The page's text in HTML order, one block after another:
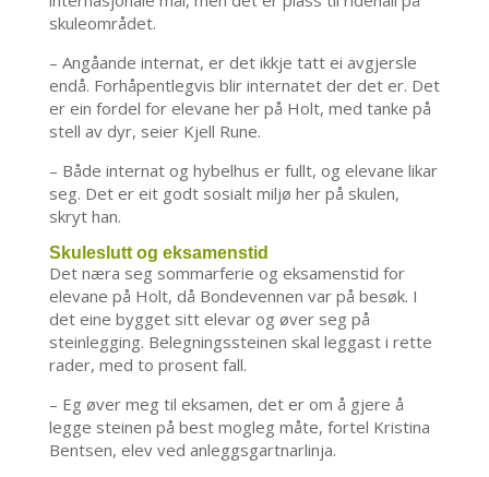
skuleområdet.
– Angåande internat, er det ikkje tatt ei avgjersle
endå. Forhåpentlegvis blir internatet der det er. Det
er ein fordel for elevane her på Holt, med tanke på
stell av dyr, seier Kjell Rune.
– Både internat og hybelhus er fullt, og elevane likar
seg. Det er eit godt sosialt miljø her på skulen,
skryt han.
Skuleslutt og eksamenstid
Det næra seg sommarferie og eksamenstid for
elevane på Holt, då Bondevennen var på besøk. I
det eine bygget sitt elevar og øver seg på
steinlegging. Belegningssteinen skal leggast i rette
rader, med to prosent fall.
– Eg øver meg til eksamen, det er om å gjere å
legge steinen på best mogleg måte, fortel Kristina
Bentsen, elev ved anleggsgartnarlinja.